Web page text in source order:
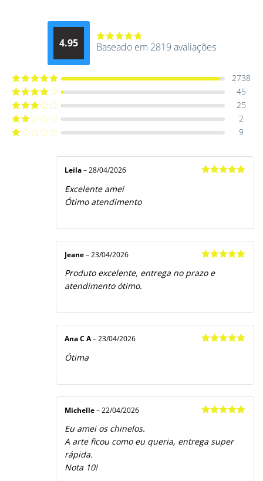
4.95
Avaliação
Baseado em 2819 avaliações
Avaliação5
2738
Avaliação
45
Avaliação
25
Avaliação
2
9
Leila – 28/04/2026
Excelente amei
Ótimo atendimento
de 5
Jeane – 23/04/2026
Produto excelente, entrega no prazo e
atendimento ótimo.
Ana C A– 23/04/2026
Ótima
Michelle – 22/04/2026
Eu amei os chinelos.
A arte ficou como eu queria, entrega super
rápida.
Nota 10!